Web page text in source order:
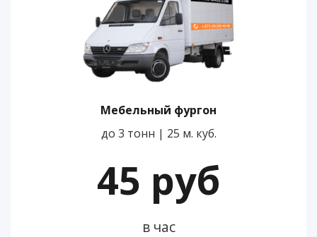
Мебельный фургон
до 3 тонн | 25 м. куб.
45 руб
в час